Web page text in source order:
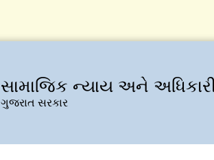
સામાજિક ન્યાય અને
ગુજરાત સરકાર